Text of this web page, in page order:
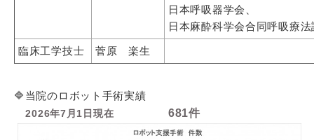
日本呼吸器学会、
日本麻酔科学会合同呼吸療
臨床工学技士 菅原 楽生
🔷当院のロボット手術実績
2026年7月1日現在 681件